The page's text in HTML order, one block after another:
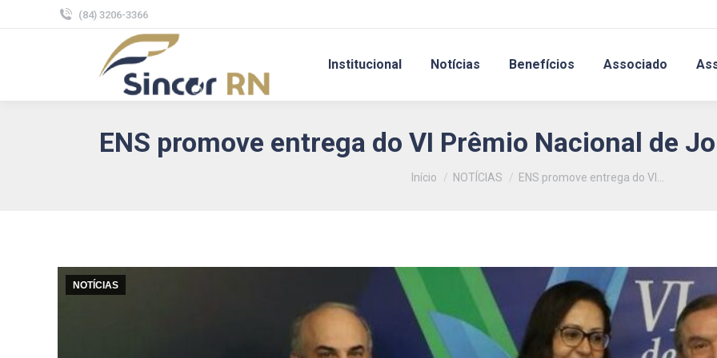
(84) 3206-3366
Institucional Notícias Benefícios Associado
ENS promove entrega do VI Prêmio Nacional de
Você está aqui:
Início NOTÍCIAS ENS promove entrega do VI…
NOTÍCIAS